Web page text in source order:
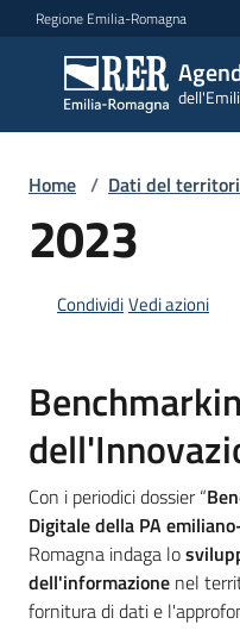
Vai al contenuto
Vai alla navigazione
Vai al footer
Regione Emilia-Romagna
Agenda
Digitale
dell'Emilia-
Novità
Strategia
Progetti
Dati
del
territorio
Home / Dati del
2023
CondividiVedi azioni
Con i periodici dossier “
Digitale della PA
Romagna indaga lo
dell'informazione nel
fornitura di dati e